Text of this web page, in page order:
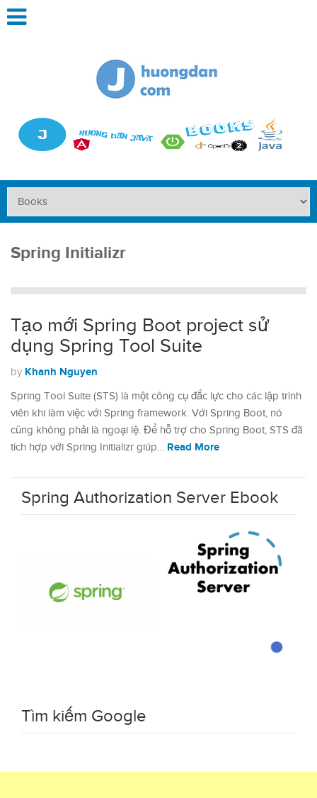
Spring Initializr
Tạo mới Spring Boot project sử
dụng Spring Tool Suite
by Khanh Nguyen
Spring Tool Suite (STS) là một công cụ đắc lực cho các lập trình
viên khi làm việc với Spring framework. Với Spring Boot, nó
cũng không phải là ngoại lệ. Để hỗ trợ cho Spring Boot, STS đã
tích hợp với Spring Initializr giúp… Read More
Spring Authorization Server Ebook
Tìm kiếm Google